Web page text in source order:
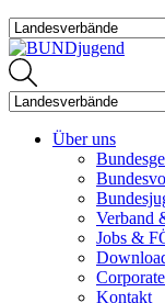
Über uns
Verband
Jobs &
Kontakt